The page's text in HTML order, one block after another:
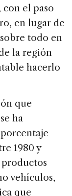
con el paso
en lugar de
todo en
la región
hacerlo
que
ha
1980 y
productos
vehículos,
que